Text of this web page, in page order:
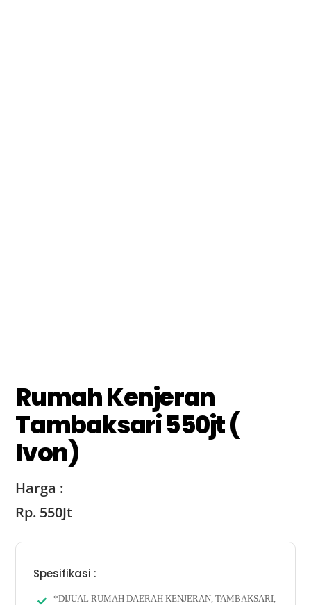
Rumah Kenjeran
Tambaksari 550jt (
Ivon)
Harga :
Rp. 550Jt
Spesifikasi :
*DIJUAL RUMAH DAERAH KENJERAN, TAMBAKSARI,